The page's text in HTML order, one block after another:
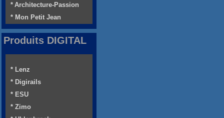
* Architecture-Passion
* Mon Petit Jean
Produits DIGITAL
* Lenz
* Digirails
* ESU
* Zimo